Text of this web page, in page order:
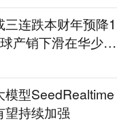
连跌本财年预降1
产销下滑在华少卖
模型SeedRealtime
望持续加强